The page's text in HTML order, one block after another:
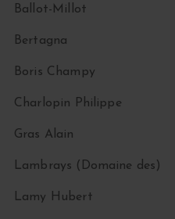
Ballot-Millot
Bertagna
Boris Champy
Charlopin Philippe
Gras Alain
Lambrays (Domaine des)
Lamy Hubert